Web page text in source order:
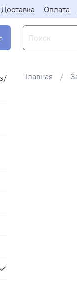
Доставка Оплата
Главная